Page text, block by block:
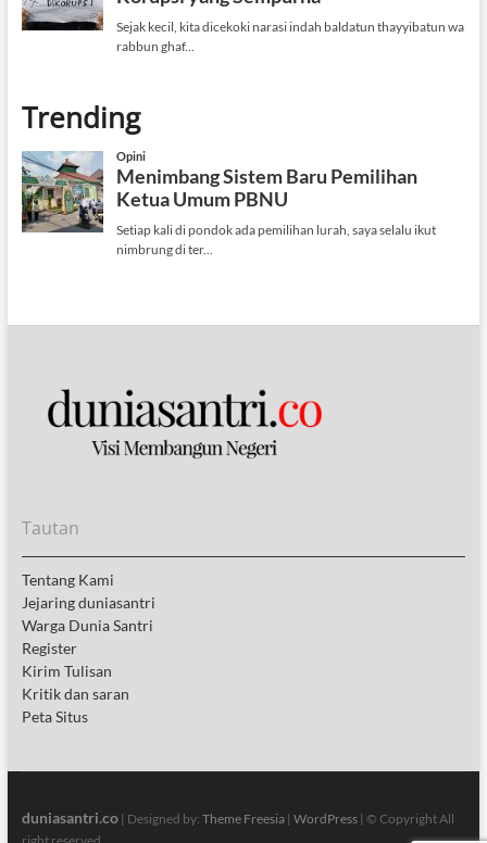
Trending
Tautan
Tentang Kami
Jejaring duniasantri
Warga Dunia Santri
Register
Kirim Tulisan
Kritik dan saran
Peta Situs
duniasantri.co| Designed by: Theme Freesia| WordPress| © Copyright All